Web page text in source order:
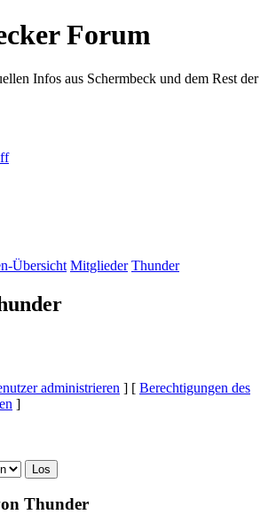
Forum
Infos aus Schermbeck und dem Rest der
Übersicht Mitglieder Thunder
administrieren ] [ Berechtigungen des
]
Thunder